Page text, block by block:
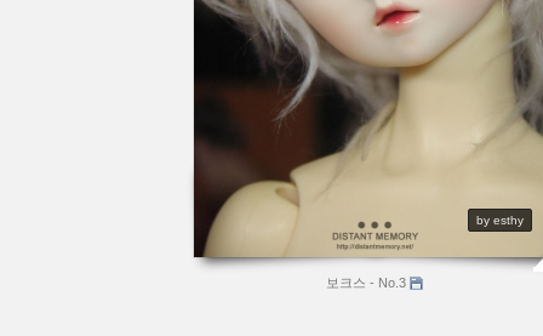
by esthy
보크스 - No.3